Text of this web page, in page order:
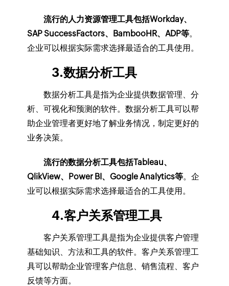
流行的人力资源管理工具包括Workday、
SAP SuccessFactors、BambooHR、ADP等。
企业可以根据实际需求选择最适合的工具使用。
3.数据分析工具
数据分析工具是指为企业提供数据管理、分
析、可视化和预测的软件。数据分析工具可以帮
助企业管理者更好地了解业务情况，制定更好的
业务决策。
流行的数据分析工具包括Tableau、
QlikView、Power BI、Google Analytics等。企
业可以根据实际需求选择最适合的工具使用。
4.客户关系管理工具
客户关系管理工具是指为企业提供客户管理
基础知识、方法和工具的软件。客户关系管理工
具可以帮助企业管理客户信息、销售流程、客户
反馈等方面。